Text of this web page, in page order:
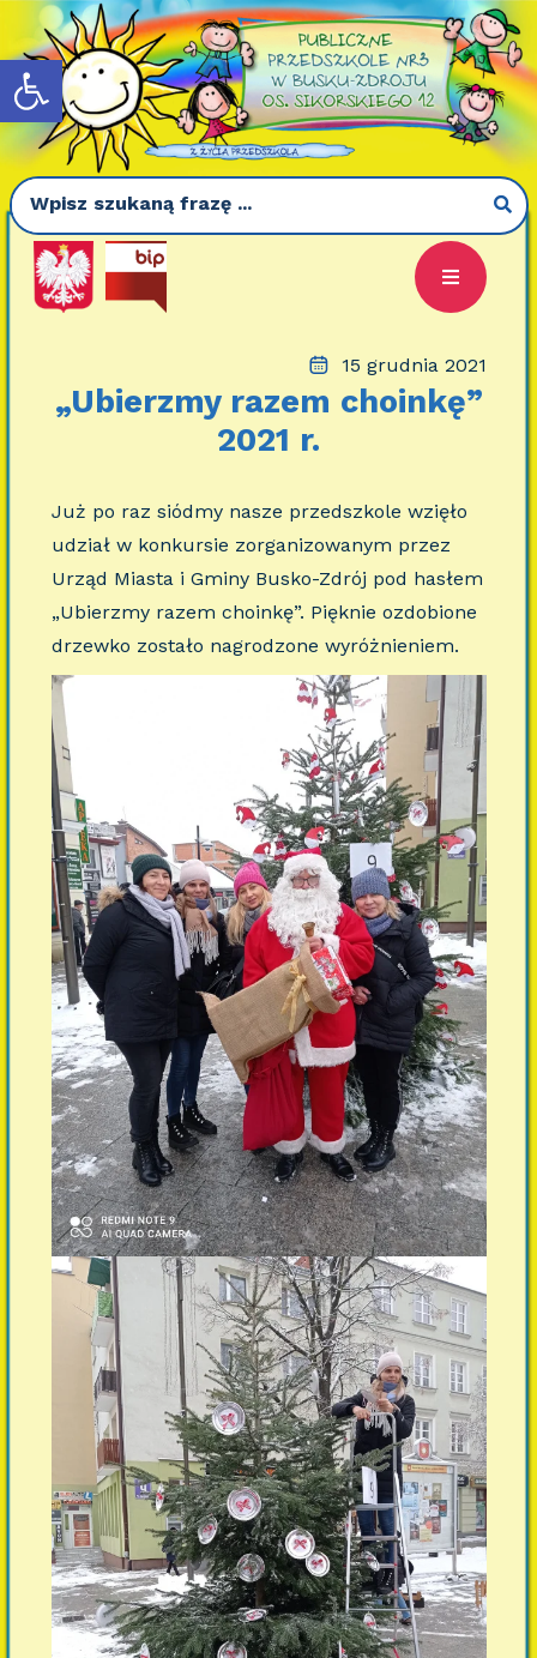
Otwórz pasek narzędzi
15 grudnia 2021
„Ubierzmy razem choinkę”
2021 r.
Już po raz siódmy nasze przedszkole wzięło
udział w konkursie zorganizowanym przez
Urząd Miasta i Gminy Busko-Zdrój pod hasłem
„Ubierzmy razem choinkę”. Pięknie ozdobione
drzewko zostało nagrodzone wyróżnieniem.